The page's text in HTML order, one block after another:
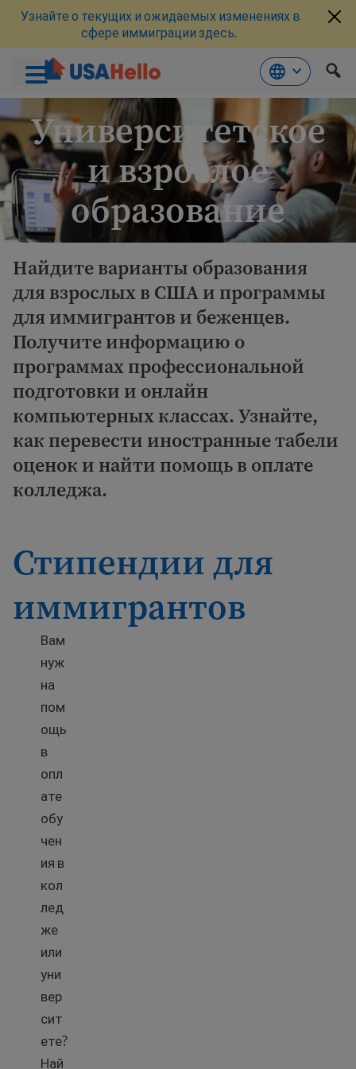
Перейти
к
материалам
Узнайте о текущих и ожидаемых изменениях в
сфере иммиграции здесь.
Университетское
и взрослое
образование
Найдите варианты образования
для взрослых в США и программы
для иммигрантов и беженцев.
Получите информацию о
программах профессиональной
подготовки и онлайн
компьютерных классах. Узнайте,
как перевести иностранные табели
оценок и найти помощь в оплате
колледжа.
Стипендии для
иммигрантов
Вам
нуж
на
пом
ощь
в
опл
ате
обу
чен
ия в
кол
лед
же
или
уни
вер
сит
ете?
Най